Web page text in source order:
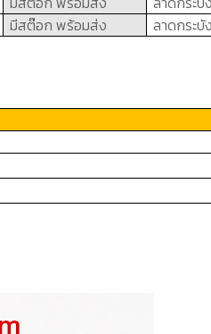
มีสต๊อก พร้อมส่ง
ลาดกระบัง